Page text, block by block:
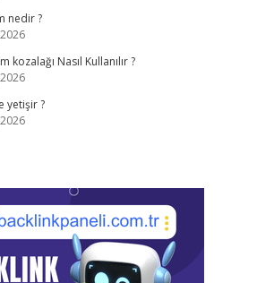
nedir ?
kozalağı Nasıl Kullanılır ?
yetişir ?